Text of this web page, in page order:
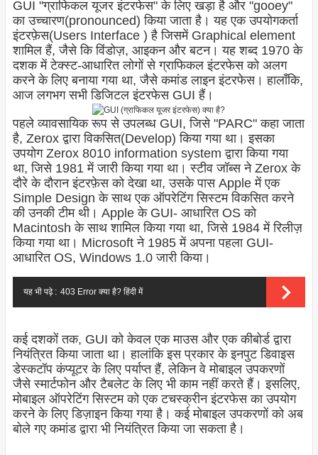
GUI "ग्राफिकल यूजर इंटरफेस" के लिए खड़ा है और "gooey"
का उच्चारण(pronounced) किया जाता है। यह एक उपयोगकर्ता
इंटरफ़ेस(Users Interface ) है जिसमें Graphical element
शामिल हैं, जैसे कि विंडोज़, आइकन और बटन। यह शब्द 1970 के
दशक में टेक्स्ट-आधारित लोगों से ग्राफिकल इंटरफेस को अलग
करने के लिए बनाया गया था, जैसे कमांड लाइन इंटरफेस। हालाँकि,
आज लगभग सभी डिजिटल इंटरफेस GUI हैं।
पहले व्यावसायिक रूप से उपलब्ध GUI, जिसे "PARC" कहा जाता
है, Zerox द्वारा विकसित(Develop) किया गया था। इसका
उपयोग Zerox 8010 information system द्वारा किया गया
था, जिसे 1981 में जारी किया गया था। स्टीव जॉब्स ने Zerox के
दौरे के दौरान इंटरफ़ेस को देखा था, उसके पास Apple में एक
Simple Design के साथ एक ऑपरेटिंग सिस्टम विकसित करने
की उनकी टीम थी। Apple के GUI- आधारित OS को
Macintosh के साथ शामिल किया गया था, जिसे 1984 में रिलीज़
किया गया था। Microsoft ने 1985 में अपना पहला GUI-
आधारित OS, Windows 1.0 जारी किया।
यह भी पढ़े : 403 Error क्या है? हिंदी में
कई दशकों तक, GUI को केवल एक माउस और एक कीबोर्ड द्वारा
नियंत्रित किया जाता था। हालांकि इस प्रकार के इनपुट डिवाइस
डेस्कटॉप कंप्यूटर के लिए पर्याप्त हैं, लेकिन वे मोबाइल उपकरणों
जैसे स्मार्टफोन और टैबलेट के लिए भी काम नहीं करते हैं। इसलिए,
मोबाइल ऑपरेटिंग सिस्टम को एक टचस्क्रीन इंटरफेस का उपयोग
करने के लिए डिज़ाइन किया गया है। कई मोबाइल उपकरणों को अब
बोले गए कमांड द्वारा भी नियंत्रित किया जा सकता है।